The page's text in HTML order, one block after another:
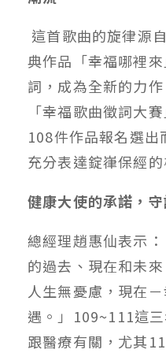
這首歌曲的旋律源
典作品「幸福哪裡
詞，成為全新的力
「幸福歌曲徵詞大
108件作品報名選出
充分表達錠嵂保經的
健康大使的承諾，守
總經理趙惠仙表示
的過去、現在和未
人生無憂慮，現在
遇。」109~111這
跟醫療有關，尤其